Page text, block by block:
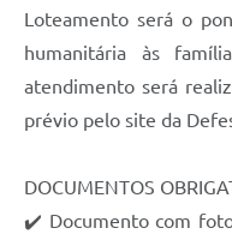
Loteamento será o
humanitária às
atendimento será
prévio pelo site da
DOCUMENTOS
✔️ Documento com